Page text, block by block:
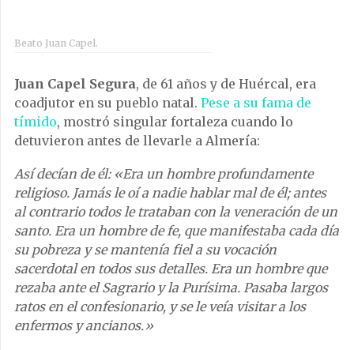
Beato Juan Capel.
Juan Capel Segura, de 61 años y de Huércal, era
coadjutor en su pueblo natal. Pese a su fama de
tímido, mostró singular fortaleza cuando lo
detuvieron antes de llevarle a Almería:
Así decían de él: «Era un hombre profundamente
religioso. Jamás le oí a nadie hablar mal de él; antes
al contrario todos le trataban con la veneración de un
santo. Era un hombre de fe, que manifestaba cada día
su pobreza y se mantenía fiel a su vocación
sacerdotal en todos sus detalles. Era un hombre que
rezaba ante el Sagrario y la Purísima. Pasaba largos
ratos en el confesionario, y se le veía visitar a los
enfermos y ancianos.»